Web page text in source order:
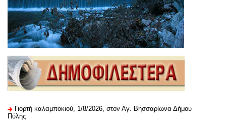
Γιορτή καλαμποκιού, 1/8/2026, στον Αγ. Βησσαρίωνα Δήμου
Πύλης